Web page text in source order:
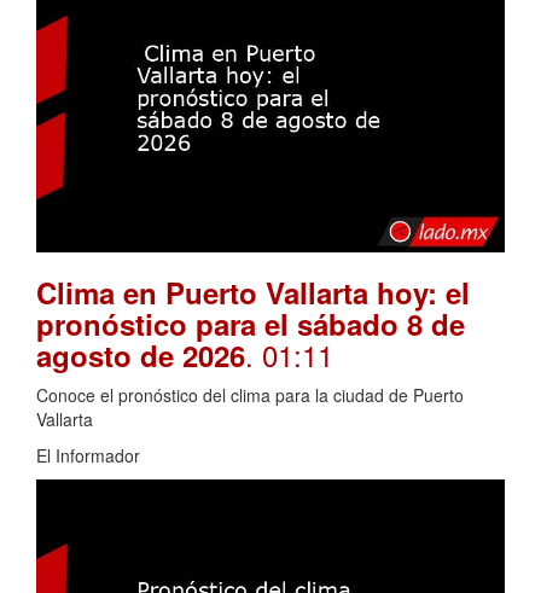
Clima en Puerto Vallarta hoy: el
pronóstico para el sábado 8 de
agosto de 2026. 01:11
Conoce el pronóstico del clima para la ciudad de Puerto
Vallarta
El Informador